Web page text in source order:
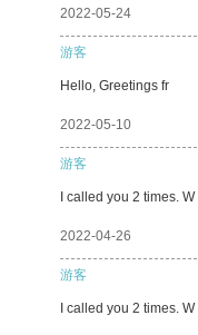
2022-05-24
游客
Hello, Greetings fr
2022-05-10
游客
I called you 2 times. W
2022-04-26
游客
I called you 2 times. W